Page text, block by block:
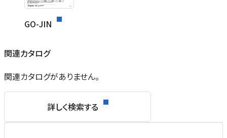
GO-JIN
関連カタログ
関連カタログがありません。
詳しく検索する